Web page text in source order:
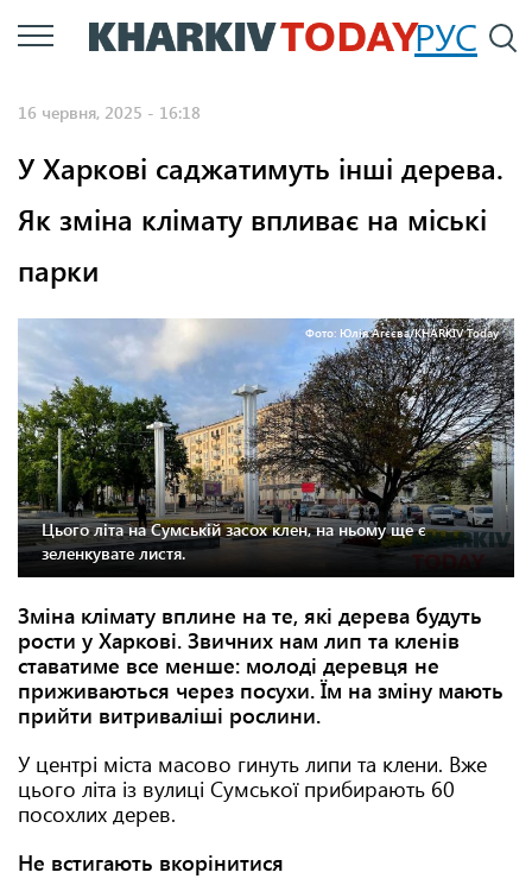
Перейти
до
РУС
16 червня, 2025 - 16:18
У Харкові саджатимуть інші дерева.
Як зміна клімату впливає на міські
парки
Фото: Юлія Агєєва/KHARKIV Today
Цього літа на Сумській засох клен, на ньому ще є
зеленкувате листя.
Зміна клімату вплине на те, які дерева будуть
рости у Харкові. Звичних нам лип та кленів
ставатиме все менше: молоді деревця не
приживаються через посухи. Їм на зміну мають
прийти витриваліші рослини.
У центрі міста масово гинуть липи та клени. Вже
цього літа із вулиці Сумської прибирають 60
посохлих дерев.
Не встигають вкорінитися